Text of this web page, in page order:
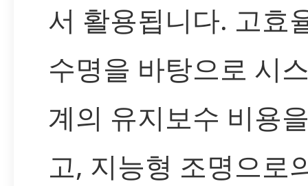
서 활용됩니다. 고효
수명을 바탕으로 시
계의 유지보수 비용
고, 지능형 조명으로